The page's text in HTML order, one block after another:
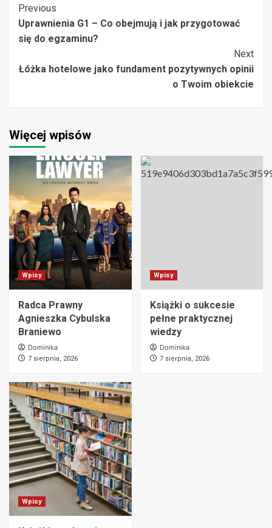
Post
Navigation
Previous
Uprawnienia G1 – Co obejmują i jak przygotować
się do egzaminu?
Next
Łóżka hotelowe jako fundament pozytywnych opinii
o Twoim obiekcie
Więcej wpisów
Wpisy
Radca Prawny
Agnieszka Cybulska
Braniewo
Dominika
7 sierpnia, 2026
Wpisy
Książki o sukcesie
pełne praktycznej
wiedzy
Dominika
7 sierpnia, 2026
Wpisy